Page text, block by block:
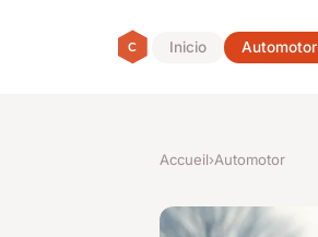
Inicio Automotor
Accueil›Automotor